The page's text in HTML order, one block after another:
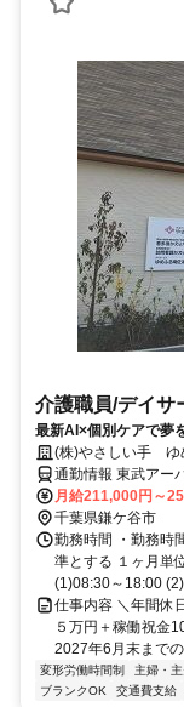
介護職員/デイサ
最新AI×個別ケアで夢
(株)やさしい手 ゆ
通勤情報 東武アー
月給211,000円～
千葉県鎌ケ谷市
勤務時間 ・勤務時
準とする １ヶ月単
(1)08:30～18:00
仕事内容 ＼年間休
５万円＋稼働祝金
2027年6月末まで
変形労働時間制 主婦・
ブランクOK
交通費支給